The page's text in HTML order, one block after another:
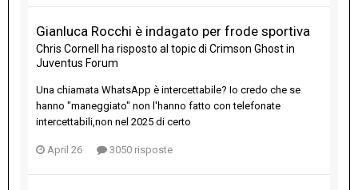
Gianluca Rocchi è indagato per frode sportiva
Chris Cornell ha risposto al topic di Crimson Ghostin
Juventus Forum
Una chiamata WhatsApp è intercettabile? Io credo che se
hanno "maneggiato" non l'hanno fatto con telefonate
intercettabili,non nel 2025 di certo
April 26 3050 risposte